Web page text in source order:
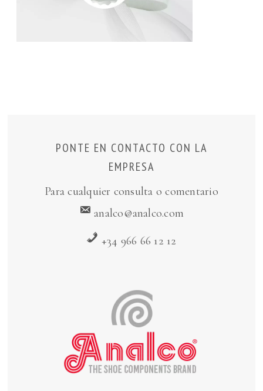
PONTE EN CONTACTO CON LA
EMPRESA
Para cualquier consulta o comentario
analco@analco.com
+34 966 66 12 12